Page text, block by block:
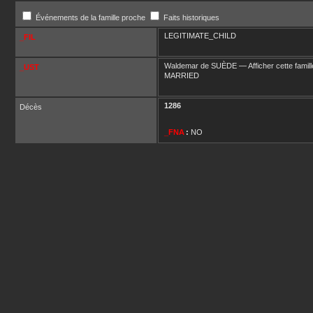
Événements de la famille proche Faits historiques
_FIL LEGITIMATE_CHILD
_UST Waldemar de SUÈDE —Afficher cette
MARRIED
Décès 1286
_FNA : NO